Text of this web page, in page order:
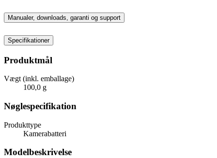
Manualer, downloads, garanti og support
Specifikationer
Produktmål
Vægt (inkl. emballage)
100,0 g
Nøglespecifikation
Produkttype
Kamerabatteri
Modelbeskrivelse